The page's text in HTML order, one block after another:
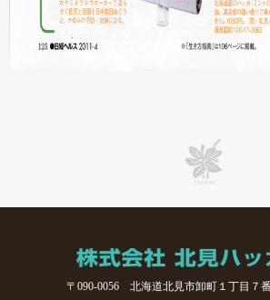
〒090-0056 北海道北見市卸町１丁目７